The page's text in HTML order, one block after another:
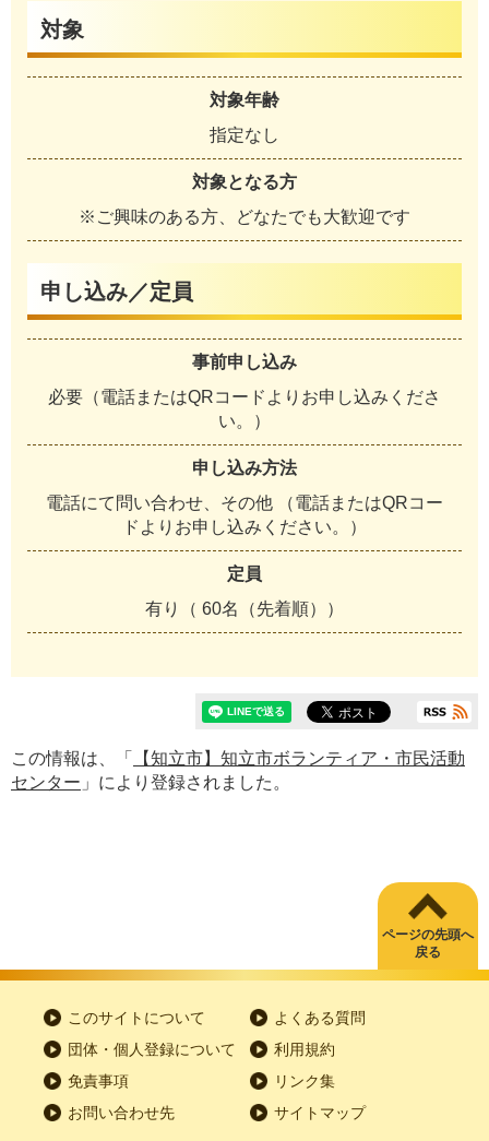
対象
対象年齢
指定なし
対象となる方
※ご興味のある方、どなたでも大歓迎です
申し込み／定員
事前申し込み
必要（電話またはQRコードよりお申し込みくださ
い。）
申し込み方法
電話にて問い合わせ、その他 （電話またはQRコー
ドよりお申し込みください。）
定員
有り（ 60名（先着順））
この情報は、「
【知立市】知立市ボランティア・市民活動
センター 」により登録されました。
ページの先頭へ
戻る
このサイトについて
よくある質問
団体・個人登録について
利用規約
免責事項
リンク集
お問い合わせ先
サイトマップ